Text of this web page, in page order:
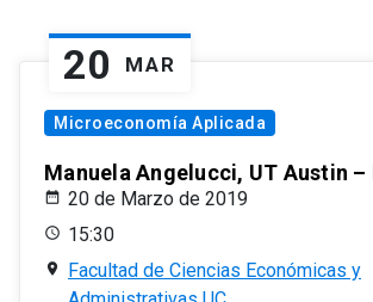
20 MAR
Microeconomía Aplicada
Manuela Angelucci, UT Austin
20 de Marzo de 2019
15:30
Facultad de Ciencias Económicas y